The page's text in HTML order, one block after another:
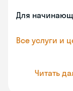
Для
Все услуги и
Читать